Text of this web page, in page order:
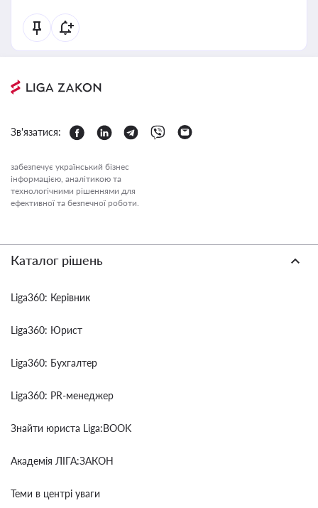
Зв'язатися:
забезпечує український бізнес
інформацією, аналітикою та
технологічними рішеннями для
ефективної та безпечної роботи.
Каталог рішень
Liga360: Керівник
Liga360: Юрист
Liga360: Бухгалтер
Liga360: PR-менеджер
Знайти юриста Liga:BOOK
Академія ЛІГА:ЗАКОН
Теми в центрі уваги